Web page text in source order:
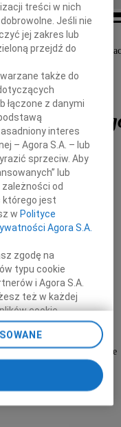
naszego Mistrza i
dr. hab.
Psychologii UMCS
1975-1984
Instytutu
psychologii rozwoju
klinicznej dziecka,
sercu i otwartym umyśle
Instytutu Psychologii
treści w nich
Jeśli nie
jej zakres lub
przejdź do
także do
łączone z danymi
interes
– Agora S.A. – lub
sprzeciw. Aby
lub
od
którego jest
w Polityce
Agora S.A.
zgodę na
typu cookie
i Agora S.A.
też w każdej
cookie,
Twoimi
poprzez
stopce serwisu i
jest także za